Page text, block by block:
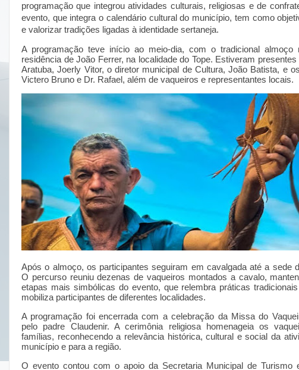
programação que integrou atividades culturais, religiosas e de
evento, que integra o calendário cultural do município, tem como
e valorizar tradições ligadas à identidade sertaneja.
A programação teve início ao meio-dia, com o tradicional almoço
residência de João Ferrer, na localidade do Tope. Estiveram presentes
Aratuba, Joerly Vitor, o diretor municipal de Cultura, João Batista, e
Victero Bruno e Dr. Rafael, além de vaqueiros e representantes locais.
Após o almoço, os participantes seguiram em cavalgada até a sede
O percurso reuniu dezenas de vaqueiros montados a cavalo,
etapas mais simbólicas do evento, que relembra práticas
mobiliza participantes de diferentes localidades.
A programação foi encerrada com a celebração da Missa do
pelo padre Claudenir. A cerimônia religiosa homenageia os
famílias, reconhecendo a relevância histórica, cultural e social da
município e para a região.
O evento contou com o apoio da Secretaria Municipal de Turismo